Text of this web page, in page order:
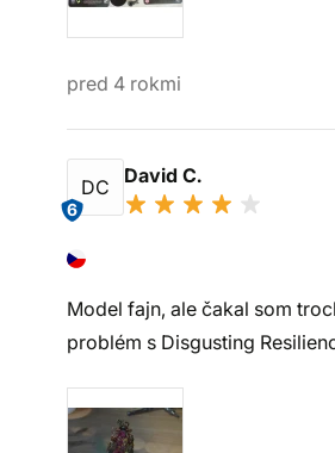
pred 4 rokmi
DC
6
David C.
Model fajn, ale čakal som
problém s Disgusting